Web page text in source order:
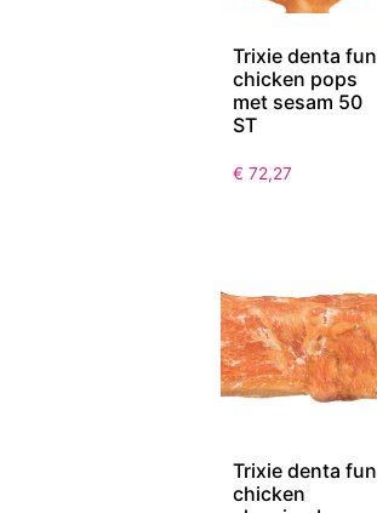
Trixie denta fun
chicken pops
met sesam 50
ST
€ 72,27
Trixie denta fun
chicken